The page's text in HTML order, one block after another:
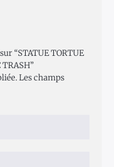
“STATUE TORTUE
TRASH”
Les champs